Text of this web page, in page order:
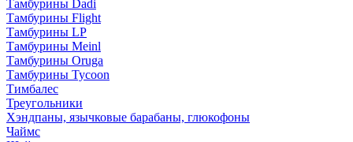
Тамбурины Dadi
Тамбурины Flight
Тамбурины LP
Тамбурины Meinl
Тамбурины Oruga
Тамбурины Tycoon
Тимбалес
Треугольники
Хэндпаны, язычковые барабаны, глюкофоны
Чаймс